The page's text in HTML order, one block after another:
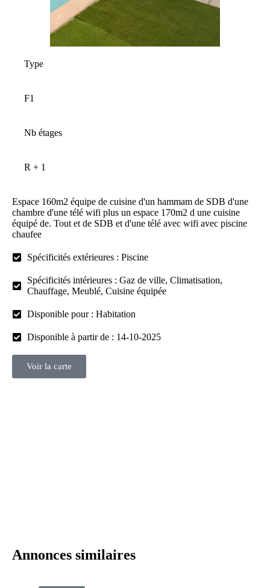
Type
F1
Nb étages
R + 1
Espace 160m2 équipe de cuisine d'un hammam de SDB d'une
chambre d'une télé wifi plus un espace 170m2 d une cuisine
équipé de. Tout et de SDB et d'une télé avec wifi avec piscine
chaufee
Spécificités extérieures : Piscine
Spécificités intérieures : Gaz de ville, Climatisation,
Chauffage, Meublé, Cuisine équipée
Disponible pour : Habitation
Disponible à partir de : 14-10-2025
Voir la carte
Annonces similaires